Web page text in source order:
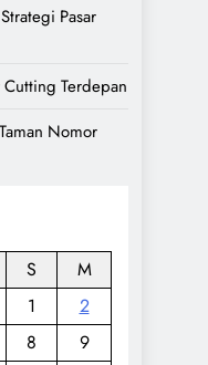
Pasar
Cutting Terdepan
Nomor
S
M
1
2
8
9